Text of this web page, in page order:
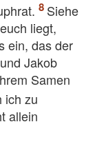
Siehe
liegt,
ein, das der
Jakob
Samen
ich zu
allein